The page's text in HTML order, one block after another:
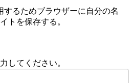
するためブラウザーに自分の名
トを保存する。
してください。